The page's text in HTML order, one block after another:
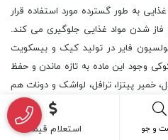
به طور گسترده مورد استفاده قرار
فاز شدن مواد غذایی جلوگیری می کند.
فایر در تولید کیک و بیسکویت
وجود این ماده به تازه ماندن و حفظ
پیتزا، ترافل، لواشک و دونات هم
کاربرد لسیتین در لبنیات و کاهش
در کنترل ویسکوزیته مایعات برای
و جو استعلام قیمت